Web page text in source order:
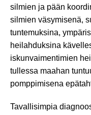
silmien ja pään
silmien väsymisenä,
tuntemuksina,
heilahduksina
iskunvaimentimien
tullessa maahan
pomppimisena
Tavallisimpia